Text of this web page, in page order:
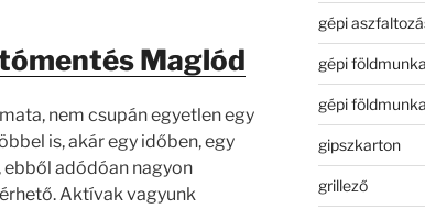
Maglód
nem csupán egyetlen egy
is, akár egy időben, egy
adódóan nagyon
Aktívak vagyunk
gépi
gépi földmunka
gépi
gipszkarton
grillező